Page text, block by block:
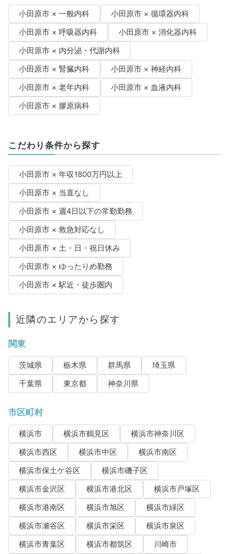
小田原市 × 一般内科
小田原市 × 循環器内科
小田原市 × 呼吸器内科
小田原市 × 消化器内科
小田原市 × 内分泌・代謝内科
小田原市 × 腎臓内科
小田原市 × 神経内科
小田原市 × 老年内科
小田原市 × 血液内科
小田原市 × 膠原病科
こだわり条件から探す
小田原市 × 年収1800万円以上
小田原市 × 当直なし
小田原市 × 週4日以下の常勤勤務
小田原市 × 救急対応なし
小田原市 × 土・日・祝日休み
小田原市 × ゆったりめ勤務
小田原市 × 駅近・徒歩圏内
近隣のエリアから探す
関東
茨城県 栃木県 群馬県
埼玉県
千葉県
東京都 神奈川県
市区町村
横浜市 横浜市鶴見区
横浜市神奈川区
横浜市西区
横浜市中区
横浜市南区
横浜市保土ケ谷区
横浜市磯子区
横浜市金沢区
横浜市港北区
横浜市戸塚区
横浜市港南区
横浜市旭区
横浜市緑区
横浜市瀬谷区
横浜市栄区
横浜市泉区
横浜市青葉区
横浜市都筑区
川崎市